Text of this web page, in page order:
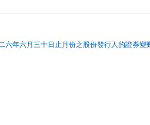
六年六月三十日止月份之股份發行人的證券變